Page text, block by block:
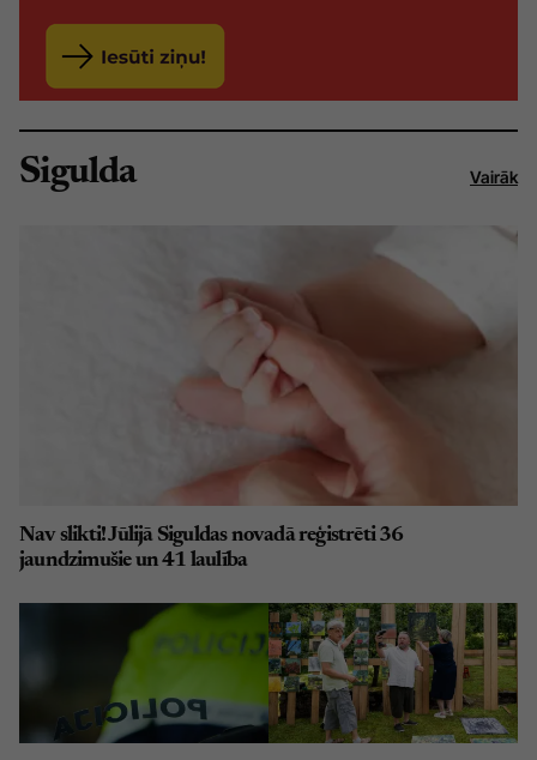
Sigulda Vairāk
Nav slikti! Jūlijā Siguldas novadā reģistrēti 36
jaundzimušie un 41 laulība